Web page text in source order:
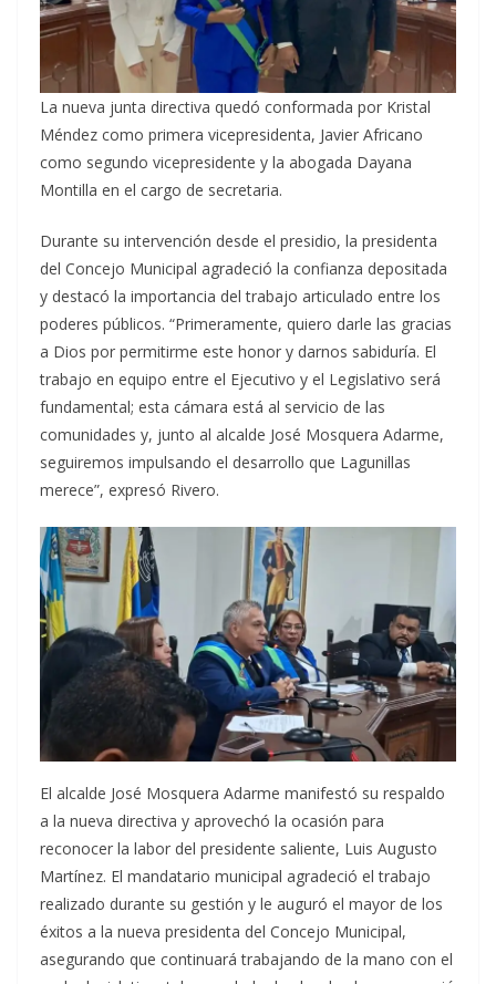
La nueva junta directiva quedó conformada por Kristal
Méndez como primera vicepresidenta, Javier Africano
como segundo vicepresidente y la abogada Dayana
Montilla en el cargo de secretaria.
Durante su intervención desde el presidio, la presidenta
del Concejo Municipal agradeció la confianza depositada
y destacó la importancia del trabajo articulado entre los
poderes públicos. “Primeramente, quiero darle las gracias
a Dios por permitirme este honor y darnos sabiduría. El
trabajo en equipo entre el Ejecutivo y el Legislativo será
fundamental; esta cámara está al servicio de las
comunidades y, junto al alcalde José Mosquera Adarme,
seguiremos impulsando el desarrollo que Lagunillas
merece”, expresó Rivero.
El alcalde José Mosquera Adarme manifestó su respaldo
a la nueva directiva y aprovechó la ocasión para
reconocer la labor del presidente saliente, Luis Augusto
Martínez. El mandatario municipal agradeció el trabajo
realizado durante su gestión y le auguró el mayor de los
éxitos a la nueva presidenta del Concejo Municipal,
asegurando que continuará trabajando de la mano con el